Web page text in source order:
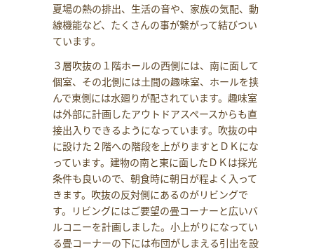
夏場の熱の排出、生活の音や、家族の気配、動
線機能など、たくさんの事が繋がって結びつい
ています。
３層吹抜の１階ホールの西側には、南に面して
個室、その北側には土間の趣味室、ホールを挟
んで東側には水廻りが配されています。趣味室
は外部に計画したアウトドアスペースからも直
接出入りできるようになっています。吹抜の中
に設けた２階への階段を上がりますとＤＫにな
っています。建物の南と東に面したＤＫは採光
条件も良いので、朝食時に朝日が程よく入って
きます。吹抜の反対側にあるのがリビングで
す。リビングにはご要望の畳コーナーと広いバ
ルコニーを計画しました。小上がりになってい
る畳コーナーの下には布団がしまえる引出を設